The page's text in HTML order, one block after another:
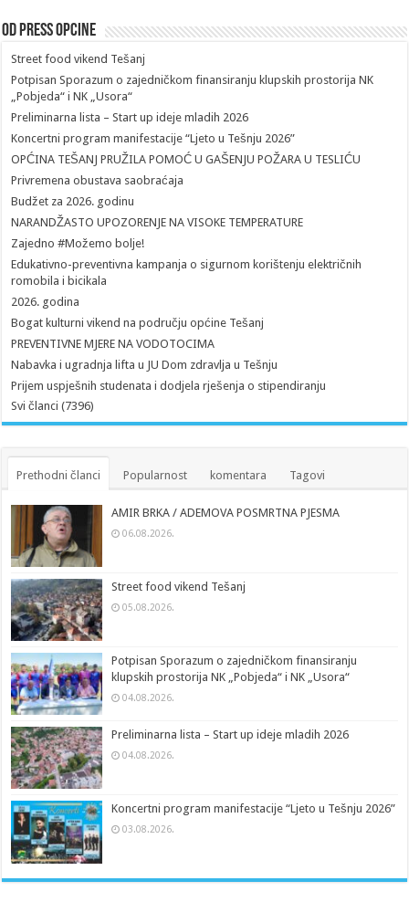
Od Press Opcine
Street food vikend Tešanj
Potpisan Sporazum o zajedničkom finansiranju klupskih prostorija NK
„Pobjeda“ i NK „Usora“
Preliminarna lista – Start up ideje mladih 2026
Koncertni program manifestacije “Ljeto u Tešnju 2026”
OPĆINA TEŠANJ PRUŽILA POMOĆ U GAŠENJU POŽARA U TESLIĆU
Privremena obustava saobraćaja
Budžet za 2026. godinu
NARANDŽASTO UPOZORENJE NA VISOKE TEMPERATURE
Zajedno #Možemo bolje!
Edukativno-preventivna kampanja o sigurnom korištenju električnih
romobila i bicikala
2026. godina
Bogat kulturni vikend na području općine Tešanj
PREVENTIVNE MJERE NA VODOTOCIMA
Nabavka i ugradnja lifta u JU Dom zdravlja u Tešnju
Prijem uspješnih studenata i dodjela rješenja o stipendiranju
Svi članci (7396)
Prethodni članci Popularnost komentara Tagovi
AMIR BRKA / ADEMOVA POSMRTNA PJESMA
06.08.2026.
Street food vikend Tešanj
05.08.2026.
Potpisan Sporazum o zajedničkom finansiranju
klupskih prostorija NK „Pobjeda“ i NK „Usora“
04.08.2026.
Preliminarna lista – Start up ideje mladih 2026
04.08.2026.
Koncertni program manifestacije “Ljeto u Tešnju 2026”
03.08.2026.